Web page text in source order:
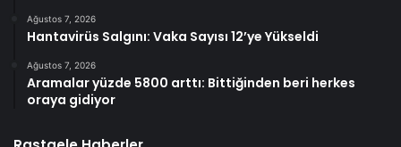
Ağustos 7, 2026
Hantavirüs Salgını: Vaka Sayısı 12’ye Yükseldi
Ağustos 7, 2026
Aramalar yüzde 5800 arttı: Bittiğinden beri herkes
oraya gidiyor